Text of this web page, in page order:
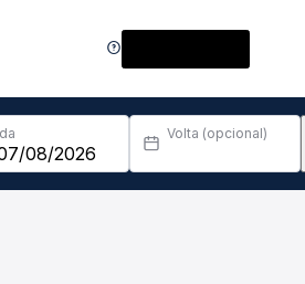
Volta (opcional)